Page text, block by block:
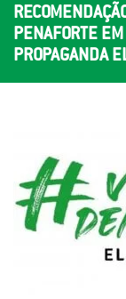
PENAFORTE
PROPAGANDA